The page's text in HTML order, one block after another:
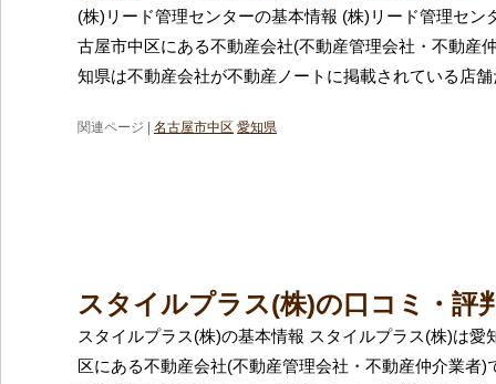
(株)リード管理センターの基本情報 (株)リード管理セン
古屋市中区にある不動産会社(不動産管理会社・不動産
知県は不動産会社が不動産ノートに掲載されている店
関連ページ | 名古屋市中区 愛知県
スタイルプラス(株)の口コミ・評
スタイルプラス(株)の基本情報 スタイルプラス(株)は愛
区にある不動産会社(不動産管理会社・不動産仲介業者)